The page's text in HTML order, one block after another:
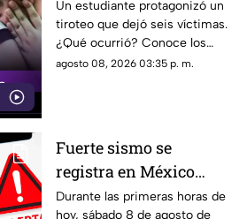
t1r0t30 con seis
víctimas
Un estudiante protagonizó un
tiroteo que dejó seis víctimas.
¿Qué ocurrió? Conoce los
detalles de esta tragedia.
agosto 08, 2026 03:35 p. m.
Fuerte sismo se
registra en México
HOY, sábado 8 de
Durante las primeras horas de
hoy, sábado 8 de agosto de